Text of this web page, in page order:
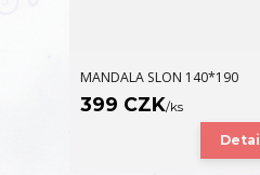
MANDALA SLON 140*190
399 CZK/ks
Detail